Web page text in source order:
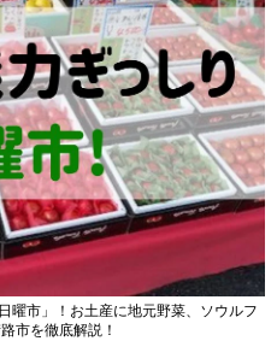
曜市」！お土産に地元野菜、ソウルフ
市を徹底解説！